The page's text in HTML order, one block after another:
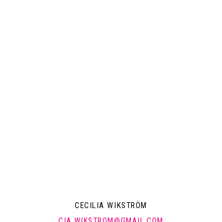
CECILIA WIKSTRÖM